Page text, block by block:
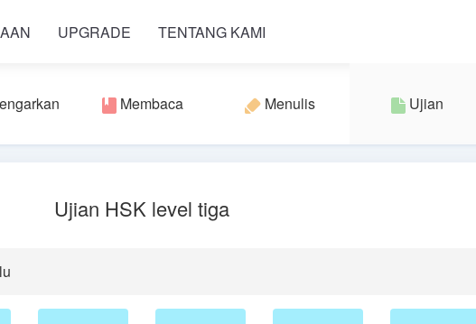
UPGRADE TENTANG KAMI
Membaca Menulis Ujian
Ujian HSK level tiga